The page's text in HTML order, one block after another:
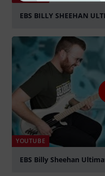
EBS BILLY SHEEHAN
YOUTUBE
EBS Billy Sheehan